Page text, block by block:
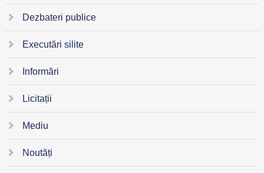
Dezbateri publice
Executări silite
Informări
Licitații
Mediu
Noutăți